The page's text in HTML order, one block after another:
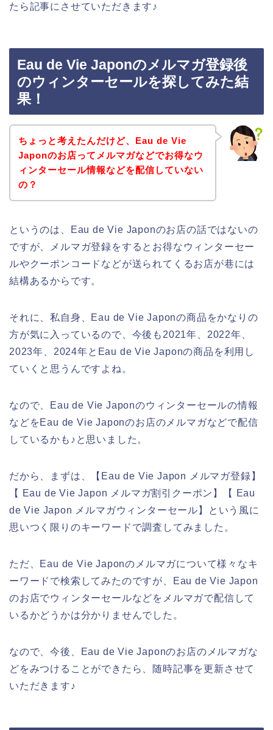
たら記事にさせていただきます♪
Eau de Vie Japonのメルマガ登録後
のウィンターセールを探してみた結
果！
ちょっと考えたんだけど、Eau de Vie
Japonのお店ってメルマガなどでお得なウ
ィンターセール情報などを配信していない
の？
というのは、Eau de Vie Japonのお店の話ではないの
ですが、メルマガ登録をするとお得なウィンターセー
ルやクーポンコードなどが送られてくるお店が巷には
結構あるからです。
それに、私自身、Eau de Vie Japonの商品をかなりの
方が気に入っているので、今後も2021年、2022年、
2023年、2024年とEau de Vie Japonの商品を利用し
ていくと思うんですよね。
なので、Eau de Vie Japonのウィンターセールの情報
などをEau de Vie Japonのお店のメルマガなどで配信
しているかも♪と思いました。
だから、まずは、【Eau de Vie Japon メルマガ登録】
【 Eau de Vie Japon メルマガ割引クーポン】【 Eau
de Vie Japon メルマガウィンターセール】という風に
思いつく限りのキーワードで調査してみました。
ただ、Eau de Vie Japonのメルマガについて様々なキ
ーワードで検索してみたのですが、Eau de Vie Japon
のお店でウィンターセールなどをメルマガで配信して
いるかどうかは分かりませんでした。
なので、今後、Eau de Vie Japonのお店のメルマガな
どをみつけることができたら、随時記事を更新させて
いただきます♪